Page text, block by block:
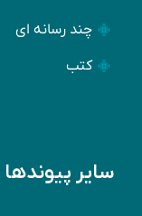
چند رسانه ای
کتب
سایر پیوندها